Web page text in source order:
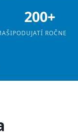
200+
PODUJATÍ ROČNE